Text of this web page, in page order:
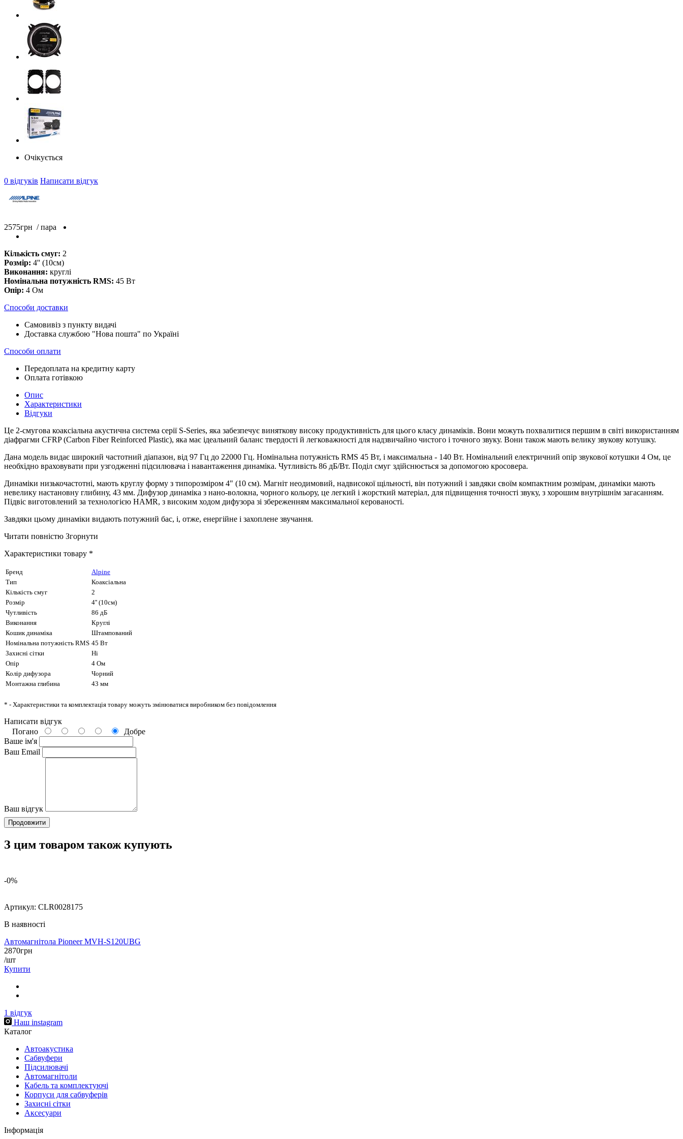
Очікується
0 відгуків Написати відгук
2575грн / пара
Кількість смуг: 2
Розмір: 4'' (10см)
Виконання: круглі
Номінальна потужність RMS: 45 Вт
Опір: 4 Ом
Способи доставки
Самовивіз з пункту видачі
Доставка службою "Нова пошта" по Україні
Способи оплати
Передоплата на кредитну карту
Оплата готівкою
Опис
Характеристики
Відгуки
Це 2-смугова коаксіальна акустична система серії S-Series, яка забезпечує виняткову високу продуктивність для цього класу динаміків. Вони можуть похвалитися першим в світі використанням
діафрагми CFRP (Carbon Fiber Reinforced Plastic), яка має ідеальний баланс твердості й легковажності для надзвичайно чистого і точного звуку. Вони також мають велику звукову котушку.
Дана модель видає широкий частотний діапазон, від 97 Гц до 22000 Гц. Номінальна потужність RMS 45 Вт, і максимальна - 140 Вт. Номінальний електричний опір звукової котушки 4 Ом, це
необхідно враховувати при узгодженні підсилювача і навантаження динаміка. Чутливість 86 дБ/Вт. Поділ смуг здійснюється за допомогою кросовера.
Динаміки низькочастотні, мають круглу форму з типорозміром 4" (10 см). Магніт неодимовий, надвисокої щільності, він потужний і завдяки своїм компактним розмірам, динаміки мають
невелику настановну глибину, 43 мм. Дифузор динаміка з нано-волокна, чорного кольору, це легкий і жорсткий матеріал, для підвищення точності звуку, з хорошим внутрішнім загасанням.
Підвіс виготовлений за технологією HAMR, з високим ходом дифузора зі збереженням максимальної керованості.
Завдяки цьому динаміки видають потужний бас, і, отже, енергійне і захоплене звучання.
Читати повністю Згорнути
Характеристики товару *
Бренд
Alpine
Тип
Коаксіальна
Кількість смуг
2
Розмір
4'' (10см)
Чутливість
86 дБ
Виконання
Круглі
Кошик динаміка
Штампований
Номінальна потужність RMS 45 Вт
Захисні сітки
Ні
Опір
4 Ом
Колір дифузора
Чорний
Монтажна глибина
43 мм
* - Характеристики та комплектація товару можуть змінюватися виробником без повідомлення
Написати відгук
Погано
Добре
Ваше ім'я
Ваш Email
Ваш відгук
Продовжити
З цим товаром також купують
-0%
Артикул: CLR0028175
В наявності
Автомагнітола Pioneer MVH-S120UBG
2870грн
/шт
Купити
1 відгук
Наш instagram
Каталог
Автоакустика
Cабвуфери
Підсилювачі
Автомагнітоли
Кабель та комплектуючі
Корпуси для сабвуферів
Захисні сітки
Аксесуари
Інформація